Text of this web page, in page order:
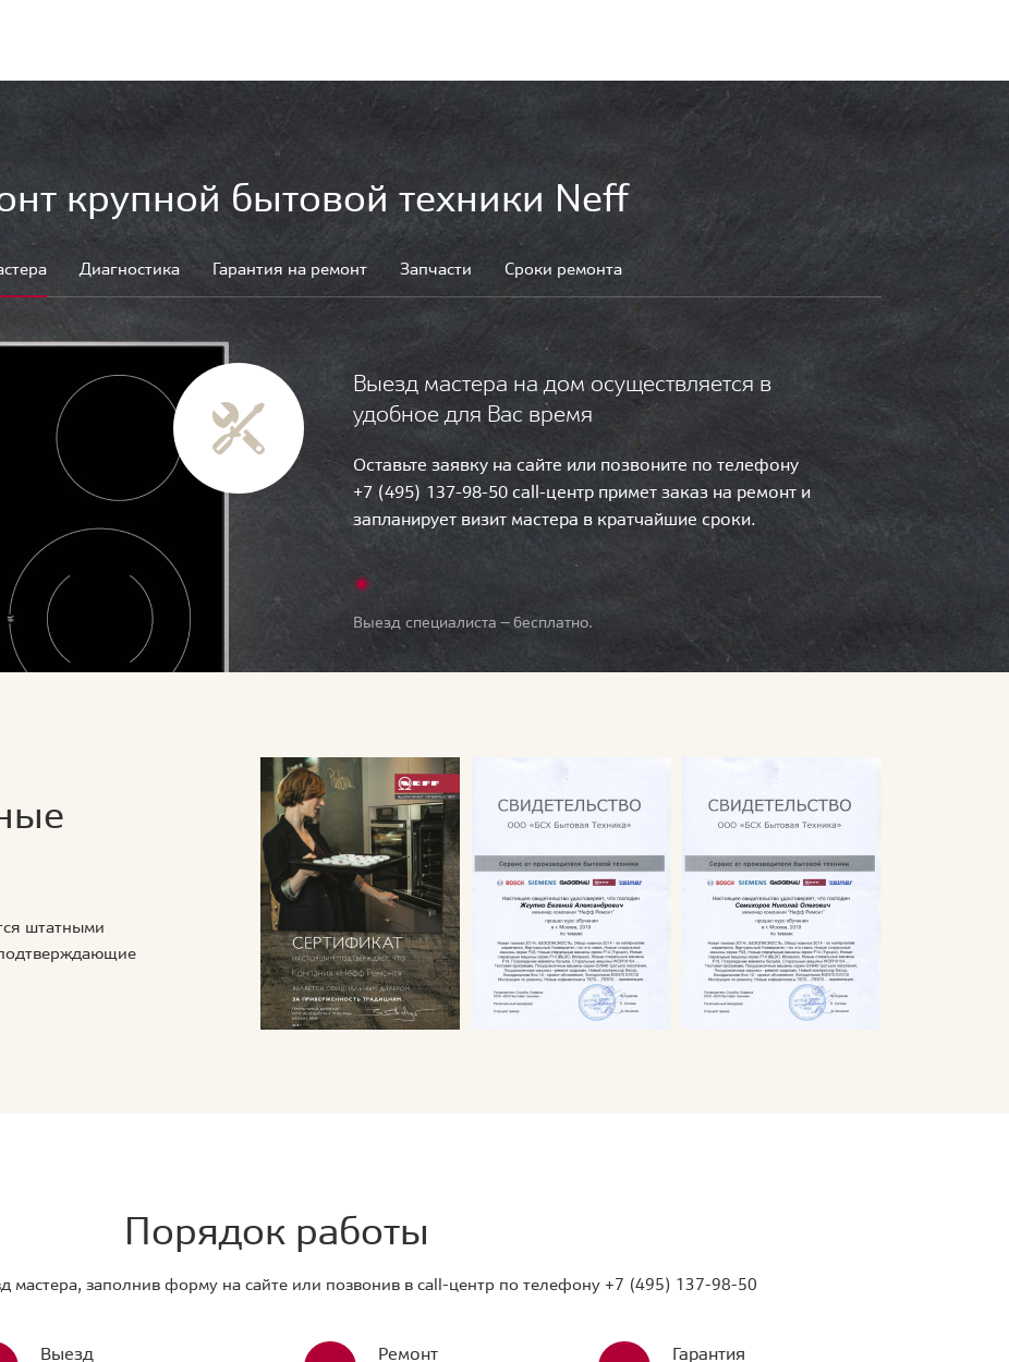
крупной бытовой техники Neff
Диагностика Гарантия на ремонт Запчасти Сроки ремонта
Выезд мастера на дом осуществляется в
удобное для Вас время
Оставьте заявку на сайте или позвоните по телефону
+7 (495) 137-98-50 call-центр примет заказ на ремонт и
запланирует визит мастера в кратчайшие сроки.
Выезд специалиста — бесплатно.
штатными
Порядок работы
мастера, заполнив форму на сайте или позвонив в call-центр по телефону +7 (495) 137-98-50
Выезд Ремонт Гарантия